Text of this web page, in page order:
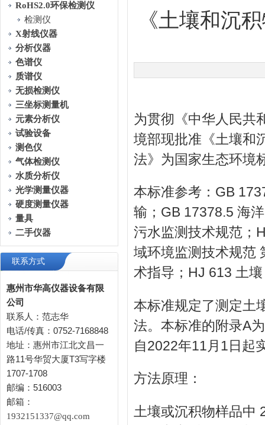
RoHS2.0环保检测仪
检测仪
X射线仪器
分析仪器
色谱仪
质谱仪
无损检测仪
三坐标测量机
元素分析仪
试验设备
测色仪
气体检测仪
水质分析仪
光学测量仪器
硬度测量仪器
量具
二手仪器
联系方式
惠州市华高仪器设备有限
公司
联系人：范志华
电话/传真：0752-7168848
地址：惠州市江北文昌一
路11号华贸大厦T3写字楼
1707-1708
邮编：516003
邮箱：
1932151337@qq.com
《土壤和沉
为贯彻《中华人民共
境部现批准《土壤和
法》为国家生态环境
本标准参考：GB
输；GB 17378.5 海
污水监测技术规范；
域环境监测技术规范
术指导；HJ 613 土
本标准规定了测定土
法。本标准的附录A
自2022年11月1日起
方法原理：
土壤或沉积物样品中